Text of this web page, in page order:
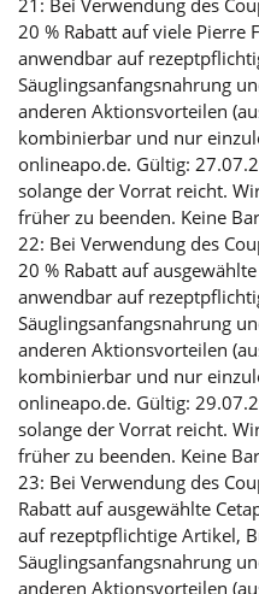
21: Bei Verwendung des
20 % Rabatt auf viele Pierre
anwendbar auf
Säuglingsanfangsnahrung
anderen Aktionsvorteilen
kombinierbar und nur
onlineapo.de. Gültig:
solange der Vorrat reicht.
früher zu beenden. Keine
22: Bei Verwendung des
20 % Rabatt auf
anwendbar auf
Säuglingsanfangsnahrung
anderen Aktionsvorteilen
kombinierbar und nur
onlineapo.de. Gültig:
solange der Vorrat reicht.
früher zu beenden. Keine
23: Bei Verwendung des
Rabatt auf ausgewählte
auf rezeptpflichtige Artikel,
Säuglingsanfangsnahrung
anderen Aktionsvorteilen